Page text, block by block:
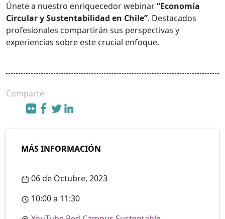
Únete a nuestro enriquecedor webinar“Economía
Circular y Sustentabilidad en Chile”. Destacados
profesionales compartirán sus perspectivas y
experiencias sobre este crucial enfoque.
Comparte
MÁS INFORMACIÓN
06 de Octubre, 2023
10:00 a 11:30